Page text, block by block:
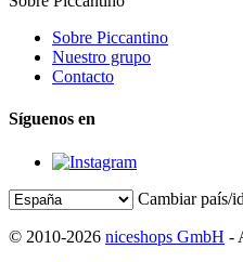
Sobre Piccantino
Nuestro grupo
Contacto
Síguenos en
Cambiar país/
© 2010-2026 niceshops GmbH -